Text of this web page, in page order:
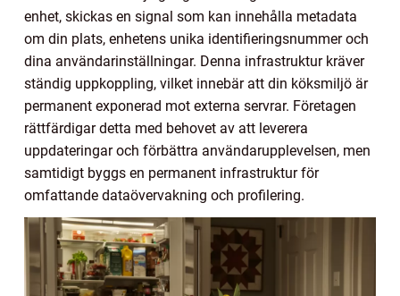
enhet, skickas en signal som kan innehålla metadata
om din plats, enhetens unika identifieringsnummer och
dina användarinställningar. Denna infrastruktur kräver
ständig uppkoppling, vilket innebär att din köksmiljö är
permanent exponerad mot externa servrar. Företagen
rättfärdigar detta med behovet av att leverera
uppdateringar och förbättra användarupplevelsen, men
samtidigt byggs en permanent infrastruktur för
omfattande dataövervakning och profilering.